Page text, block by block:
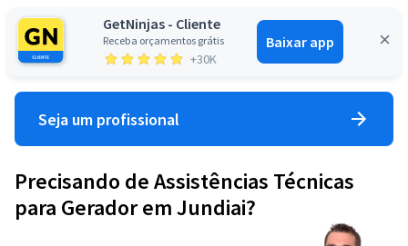
GetNinjas - Cliente
Receba orçamentos grátis
+30K
Baixar app
Entrar
Seja um profissional
Precisando de Assistências Técnicas
para Gerador em Jundiai?